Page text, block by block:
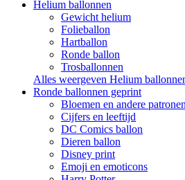
Helium ballonnen
Gewicht helium
Folieballon
Hartballon
Ronde ballon
Trosballonnen
Alles weergeven Helium
Ronde ballonnen geprint
Bloemen en andere patronen
Cijfers en leeftijd
DC Comics ballon
Dieren ballon
Disney print
Emoji en emoticons